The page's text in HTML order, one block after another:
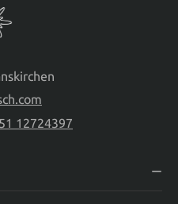
12724397